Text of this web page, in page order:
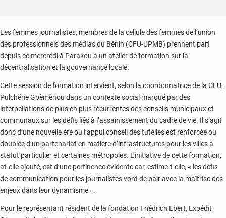
Les femmes journalistes, membres de la cellule des femmes de l’union
des professionnels des médias du Bénin (CFU-UPMB) prennent part
depuis ce mercredi à Parakou à un atelier de formation sur la
décentralisation et la gouvernance locale.
Cette session de formation intervient, selon la coordonnatrice de la CFU,
Pulchérie Gbèmènou dans un contexte social marqué par des
interpellations de plus en plus récurrentes des conseils municipaux et
communaux sur les défis liés à l’assainissement du cadre de vie. Il s’agit
donc d’une nouvelle ère ou l’appui conseil des tutelles est renforcée ou
doublée d’un partenariat en matière d’infrastructures pour les villes à
statut particulier et certaines métropoles. L’initiative de cette formation,
at-elle ajouté, est d’une pertinence évidente car, estime-t-elle, « les défis
de communication pour les journalistes vont de pair avec la maîtrise des
enjeux dans leur dynamisme ».
Pour le représentant résident de la fondation Friédrich Ebert, Expédit